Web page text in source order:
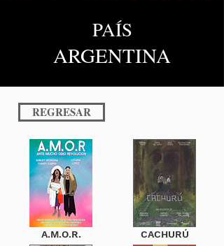
ARGENTINA
PAÍS
REGRESAR
A.M.O.R. CACHURÚ